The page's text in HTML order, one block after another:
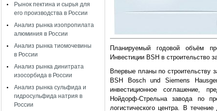
Рынок пектина и сырья для
его производства в России
Анализ рынка изопропилата
алюминия в России
Анализ рынка тиомочевины
в России
Анализ рынка динитрата
изосорбида в России
Анализ рынка сульфида и
гидросульфида натрия в
России
Планируемый годовой объём
Инвестиции BSH в строительство
Впервые планы по строительству
BSH Bosch und Siemens
инвестиционное соглашение,
Нойдорф-Стрельна завода по
логистического центра. В